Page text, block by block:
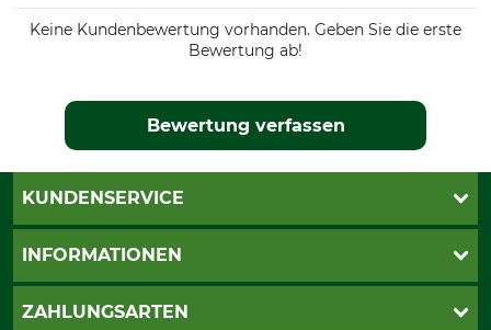
Keine Kundenbewertung vorhanden. Geben Sie die erste
Bewertung ab!
Bewertung verfassen
KUNDENSERVICE
Katalogbestellung
INFORMATIONEN
AGB
ZAHLUNGSARTEN